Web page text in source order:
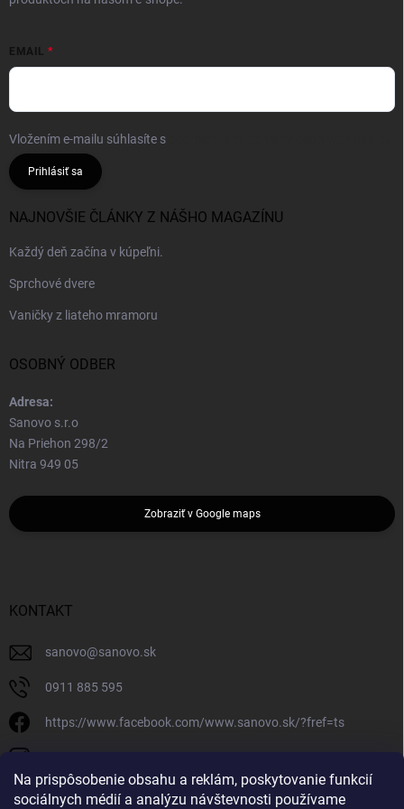
Na prispôsobenie obsahu a reklám, poskytovanie funkcií
sociálnych médií a analýzu návštevnosti používame
EMAIL
Vložením e-mailu súhlasíte s
Prihlásiť sa
NAJNOVŠIE ČLÁNKY Z NÁŠHO MAGAZÍNU
Každý deň začína v kúpeľni.
Sprchové dvere
Vaničky z liateho mramoru
OSOBNÝ ODBER
Adresa:
Sanovo s.r.o
Na Priehon 298/2
Nitra 949 05
Zobraziť v Google maps
KONTAKT
sanovo@sanovo.sk
0911 885 595
https://www.facebook.com/www.sanovo.sk/?fref=ts